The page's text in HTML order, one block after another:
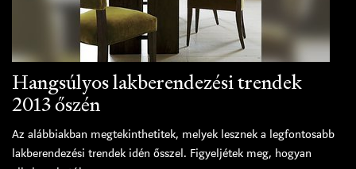
Hangsúlyos lakberendezési trendek
2013 őszén
Az alábbiakban megtekinthetitek, melyek lesznek a legfontosabb
lakberendezési trendek idén ősszel. Figyeljétek meg, hogyan